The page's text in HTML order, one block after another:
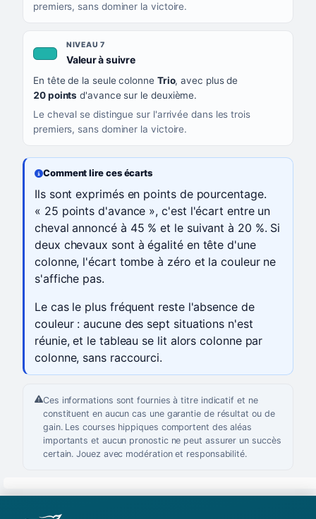
premiers, sans dominer la victoire.
NIVEAU 7
Valeur à suivre, couleur turquoise
En tête de la seule colonne Trio, avec plus de
20 points d'avance sur le deuxième.
Le cheval se distingue sur l'arrivée dans les trois
premiers, sans dominer la victoire.
Comment lire ces écarts
Ils sont exprimés en points de pourcentage.
« 25 points d'avance », c'est l'écart entre un
cheval annoncé à 45 % et le suivant à 20 %. Si
deux chevaux sont à égalité en tête d'une
colonne, l'écart tombe à zéro et la couleur ne
s'affiche pas.
Le cas le plus fréquent reste l'absence de
couleur : aucune des sept situations n'est
réunie, et le tableau se lit alors colonne par
colonne, sans raccourci.
Ces informations sont fournies à titre indicatif et ne
constituent en aucun cas une garantie de résultat ou de
gain. Les courses hippiques comportent des aléas
importants et aucun pronostic ne peut assurer un succès
certain. Jouez avec modération et responsabilité.